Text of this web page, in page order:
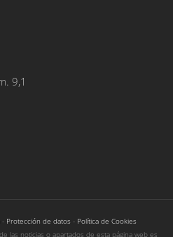
9,1
- Protección de datos - Política de Cookies
las noticias o apartados de esta página web es